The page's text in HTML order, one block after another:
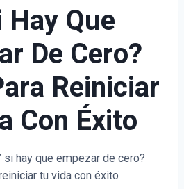
Hay Que
De Cero?
Reiniciar
Con Éxito
si hay que empezar de cero?
tu vida con éxito